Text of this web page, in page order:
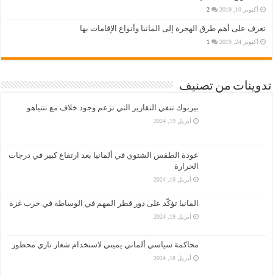
أكتوبر 10, 2019 2
تعرف على أهم طرق الهجرة إلى المانيا وأنواع الإقامات بها
أكتوبر 24, 2019 1
تدوينات من تصنيف
بيربوك تنفي التقارير التي تزعم وجود خلاف مع نتنياهو
أبريل 19, 2024
عودة الطقس الشتوي في ألمانيا بعد ارتفاع كبير في درجات
الحرارة
أبريل 19, 2024
المانيا تؤكّد على دور قطر المهم في الوساطة في حرب غزة
أبريل 19, 2024
محاكمة سياسي ألماني يميني لاستخدام شعار نازي محظور
أبريل 18, 2024